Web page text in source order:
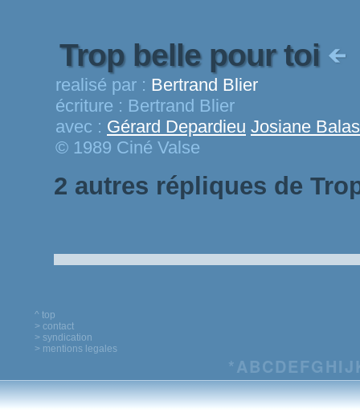
Trop belle pour toi
realisé par : Bertrand Blier
écriture : Bertrand Blier
avec : Gérard Depardieu Josiane
© 1989 Ciné Valse
2 autres répliques de
^ top
> contact
> syndication
> mentions legales
*ABCDEFG HIJ